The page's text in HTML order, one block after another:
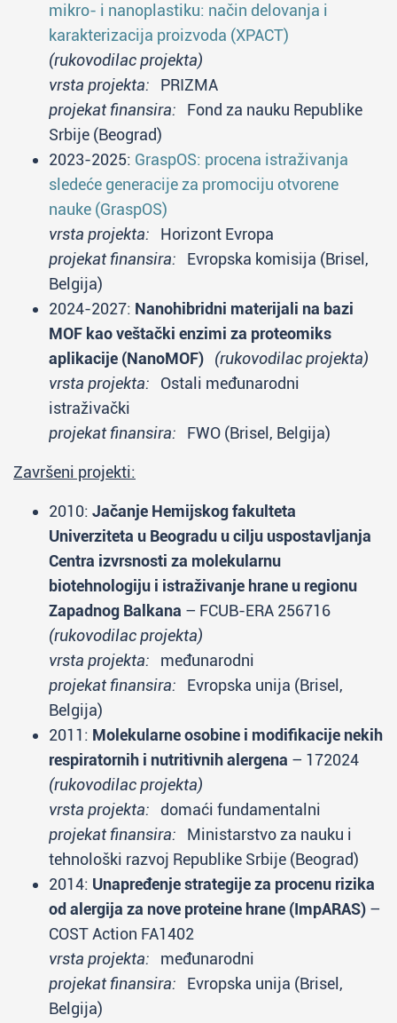
mikro- i nanoplastiku: način delovanja i
karakterizacija proizvoda (XPACT)
(rukovodilac projekta)
vrsta projekta: PRIZMA
projekat finansira: Fond za nauku Republike
Srbije (Beograd)
2023-2025: GraspOS: procena istraživanja
sledeće generacije za promociju otvorene
nauke (GraspOS)
vrsta projekta: Horizont Evropa
projekat finansira: Evropska komisija (Brisel,
Belgija)
2024-2027: Nanohibridni materijali na bazi
MOF kao veštački enzimi za proteomiks
aplikacije (NanoMOF)
(rukovodilac projekta)
vrsta projekta: Ostali međunarodni
istraživački
projekat finansira: FWO (Brisel, Belgija)
Završeni projekti:
2010: Jačanje Hemijskog fakulteta
Univerziteta u Beogradu u cilju uspostavljanja
Centra izvrsnosti za molekularnu
biotehnologiju i istraživanje hrane u regionu
Zapadnog Balkana – FCUB-ERA 256716
(rukovodilac projekta)
vrsta projekta: međunarodni
projekat finansira: Evropska unija (Brisel,
Belgija)
2011: Molekularne osobine i modifikacije nekih
respiratornih i nutritivnih alergena – 172024
(rukovodilac projekta)
vrsta projekta: domaći fundamentalni
projekat finansira: Ministarstvo za nauku i
tehnološki razvoj Republike Srbije (Beograd)
2014: Unapređenje strategije za procenu rizika
od alergija za nove proteine hrane (ImpARAS) –
COST Action FA1402
vrsta projekta: međunarodni
projekat finansira: Evropska unija (Brisel,
Belgija)